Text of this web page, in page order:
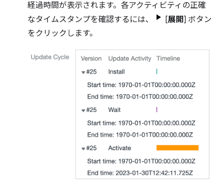
経過時間が表示されます。各アクティビティの正確
なタイムスタンプを確認するには、
[展開] ボタン
をクリックします。